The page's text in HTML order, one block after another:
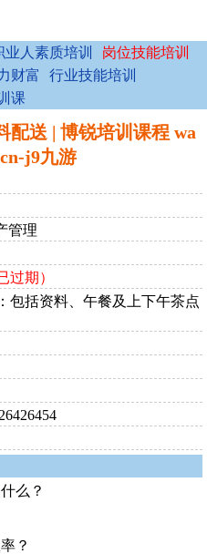
业人素质培训
岗位技能培训
财富
行业技能培训
课
配送 | 博锐培训课程 wa
j9九游
管理
过期）
包括资料、午餐及上下午茶点
么？
？